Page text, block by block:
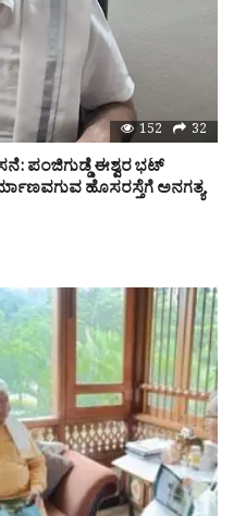
152 32
ಪಂಜಿಗುಡ್ಡೆ ಈಶ್ವರ ಭಟ್
ಹೊಸರಸ್ತೆಗೆ ಅನಗತ್ಯ